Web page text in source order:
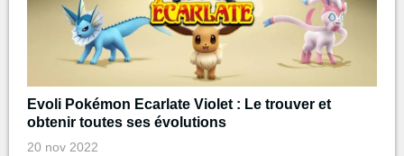
Evoli Pokémon Ecarlate Violet : Le trouver et
obtenir toutes ses évolutions
20 nov 2022